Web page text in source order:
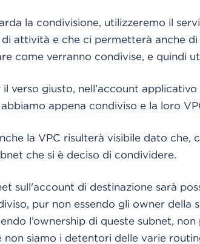
la condivisione, utilizzeremo il
attività e che ci permetterà anche
come verranno condivise, e quindi
verso giusto, nell’account
appena condiviso e la loro
la VPC risulterà visibile dato che,
che si è deciso di condividere.
sull'account di destinazione sarà
pur non essendo gli owner della
l’ownership di queste subnet,
non siamo i detentori delle varie